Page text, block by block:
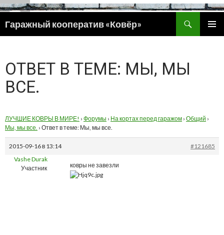
Гаражный кооператив «Ковёр»
ПЕРЕЙТИ
ОТВЕТ В ТЕМЕ: МЫ, МЫ
ВСЕ.
ЛУЧШИЕ КОВРЫ В МИРЕ! › Форумы › На кортах перед гаражом › Общий ›
Мы, мы все. › Ответ в теме: Мы, мы все.
2015-09-16 в 13:14
#121685
Vashe Durak
Участник
ковры не завезли